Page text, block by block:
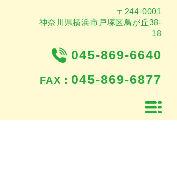
〒244-0001
神奈川県横浜市戸塚区鳥が丘38-
18
045-869-6640
FAX： 045-869-6877